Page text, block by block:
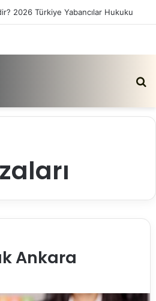
2026 Türkiye Yabancılar Hukuku
Ankara